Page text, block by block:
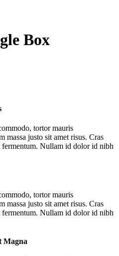
Box
tortor mauris
massa justo sit amet risus. Cras
fermentum. Nullam id dolor id nibh
tortor mauris
massa justo sit amet risus. Cras
fermentum. Nullam id dolor id nibh
Magna